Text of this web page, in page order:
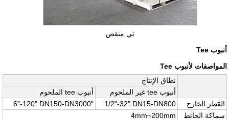
تي منقص
أنبوب Tee
المواصفات لأنبوب Tee
نطاق الإنتاج
أنبوب tee غير الملحوم
أنبوب tee الملحوم
القطر الخارج
1/2"-32" DN15-DN800
6"-120" DN150-DN3000"
سماكة الحائط
4mm~200mm